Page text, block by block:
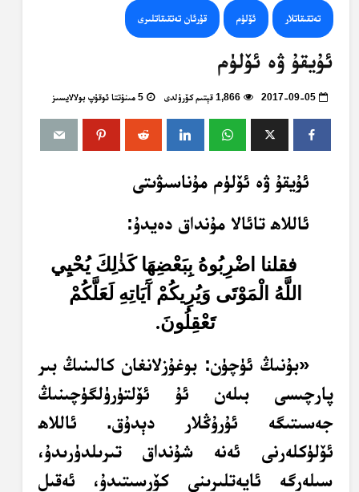
تەتقىقاتلار ئۆلۈم قۇرئان تەتقىقاتلىرى
ئۇيقۇ ۋە ئۆلۈم
2017-09-05 1,866 قېتىم كۆرۈلدى 5 مىنۇتتا ئوقۇپ بولالايسىز
ئۇيقۇ ۋە ئۆلۈم مۇناسىۋىتى
ئاللاھ تائالا مۇنداق دەيدۇ:
فقلنا اضْرِبُوهُ بِبَعْضِهَا كَذٰلِكَ يُحْيِي
اللَّهُ الْمَوْتَى وَيُرِيكُمْ آَيَاتِهِ لَعَلَّكُمْ
تَعْقِلُونَ.
«بۇنىڭ ئۈچۈن: بوغۇزلانغان كالىنىڭ بىر
پارچىسى بىلەن ئۇ ئۆلتۈرۈلگۈچىنىڭ
جەسىتىگە ئۇرۇڭلار دېدۇق. ئاللاھ
ئۆلۈكلەرنى ئەنە شۇنداق تىرىلدۈرىدۇ،
سىلەرگە ئايەتلىرىنى كۆرسىتىدۇ، ئەقىل